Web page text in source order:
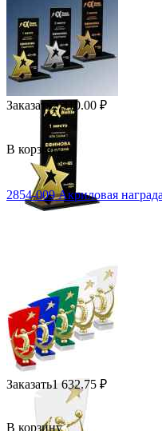
Заказать2 310.00 ₽
В корзину
2854-009 Акриловая
Заказать1 632.75 ₽
В корзину